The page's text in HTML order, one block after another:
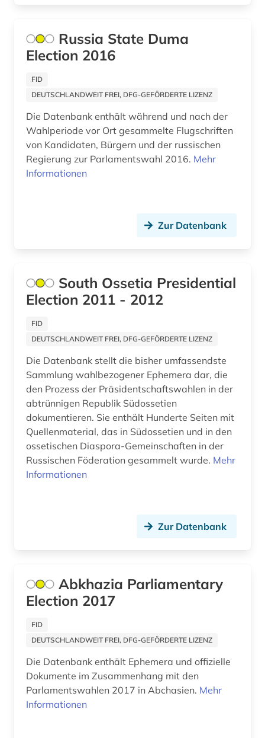
verfassung (1)
verfassungskrise (1)
verzeichnis (2)
volksabstimmung (1)
warschauer pakt (1)
wochenzeitschrift (1)
zeitschrift (9)
zeitschriftenaufsatz (2)
zeittafel (1)
zeitung (15)
zentralasien (2)
zionismus (2)
Russia State Duma
Election 2016
FID
DEUTSCHLANDWEIT FREI, DFG-GEFÖRDERTE LIZENZ
Die Datenbank enthält während und nach der
Wahlperiode vor Ort gesammelte Flugschriften
von Kandidaten, Bürgern und der russischen
Regierung zur Parlamentswahl 2016. Mehr
Informationen
Zur Datenbank
South Ossetia Presidential
Election 2011 - 2012
FID
DEUTSCHLANDWEIT FREI, DFG-GEFÖRDERTE LIZENZ
Die Datenbank stellt die bisher umfassendste
Sammlung wahlbezogener Ephemera dar, die
den Prozess der Präsidentschaftswahlen in der
abtrünnigen Republik Südossetien
dokumentieren. Sie enthält Hunderte Seiten mit
Quellenmaterial, das in Südossetien und in den
ossetischen Diaspora-Gemeinschaften in der
Russischen Föderation gesammelt wurde. Mehr
Informationen
Zur Datenbank
Abkhazia Parliamentary
Election 2017
FID
DEUTSCHLANDWEIT FREI, DFG-GEFÖRDERTE LIZENZ
Die Datenbank enthält Ephemera und offizielle
Dokumente im Zusammenhang mit den
Parlamentswahlen 2017 in Abchasien. Mehr
Informationen